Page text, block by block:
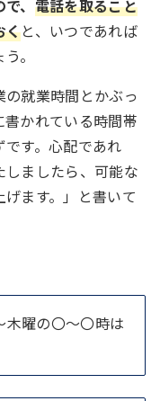
、 電話を取ること
くと、いつであれば
。
就業時間とかぶっ
かれている時間帯
す。心配であれ
ましたら、可能な
ます。」と書いて
曜の〇～〇時は